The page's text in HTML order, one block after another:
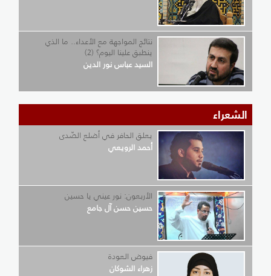
نتائج المواجهة مع الأعداء.. ما الذي
ينطبق علينا اليوم؟ (2)
السيد عباس نور الدين
الشعراء
يعلق الحافر في أضلع الصّدى
أحمد الرويعي
الأربعون: نور عيني يا حسين
حسين حسن آل جامع
فيوض العودة
زهراء الشوكان